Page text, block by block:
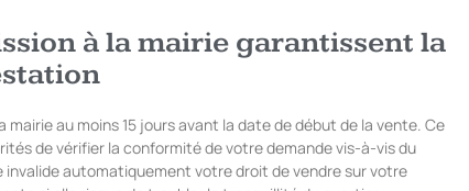
à la mairie garantissent la
au moins 15 jours avant la date de début de la vente. Ce
de vérifier la conformité de votre demande vis-à-vis du
automatiquement votre droit de vendre sur votre